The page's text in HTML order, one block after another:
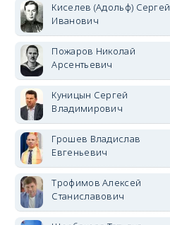
Киселев (Адольф) Сергей
Иванович
Пожаров Николай
Арсентьевич
Куницын Сергей
Владимирович
Грошев Владислав
Евгеньевич
Трофимов Алексей
Станиславович